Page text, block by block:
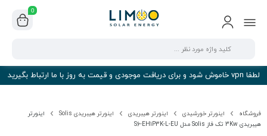
0
لطفا vpn خاموش شود و برای دریافت موجودی و قیمت به روز با ما ارتباط بگیرید
فروشگاه اینورتر خورشیدی اینورتر هیبریدی اینورتر هیبریدی Solis
اینورتر
هیبریدی 3Kw تک فاز Solis مدل S6-EH1P3K-L-EU